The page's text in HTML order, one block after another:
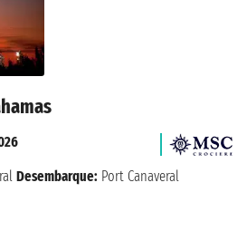
Desembarque: Port Canaveral